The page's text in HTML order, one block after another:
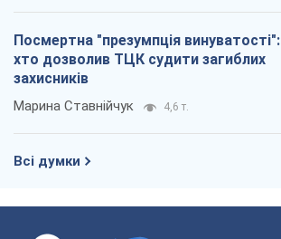
Посмертна "презумпція винуватості":
хто дозволив ТЦК судити загиблих
захисників
Марина Ставнійчук 4,6 т.
Всі думки